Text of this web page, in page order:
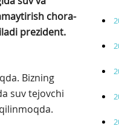
chora-
prezident.
Bizning
suv tejovchi